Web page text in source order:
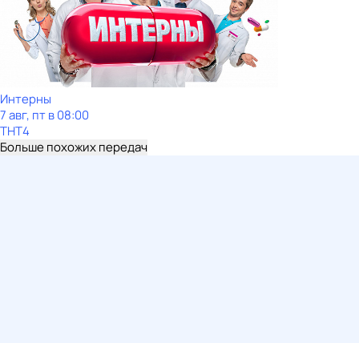
Интерны
7 авг, пт в 08:00
ТНТ4
Больше похожих передач